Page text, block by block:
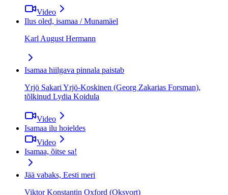
Video
Ilus oled, isamaa / Munamäel
Karl August Hermann
Isamaa hiilgava pinnala paistab
Yrjö Sakari Yrjö-Koskinen (Georg Zakarias Forsman),
tõlkinud Lydia Koidula
Video
Isamaa ilu hoieldes
Video
Isamaa, õitse sa!
Jää vabaks, Eesti meri
Viktor Konstantin Oxford (Oksvort)